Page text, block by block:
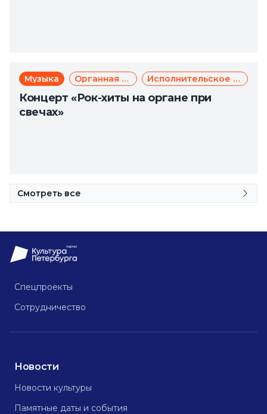
Музыка Органная музыка Исполнительское искусство
Концерт «Рок-хиты на органе при
свечах»
Смотреть все
Спецпроекты
Сотрудничество
Новости
Новости культуры
Памятные даты и события